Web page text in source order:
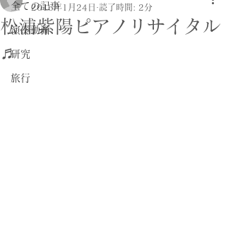
全ての記事
演奏動画
研究
旅行
松浦紫陽ピアノリサイタル
♬
2016年1月24日
読了時間: 2分